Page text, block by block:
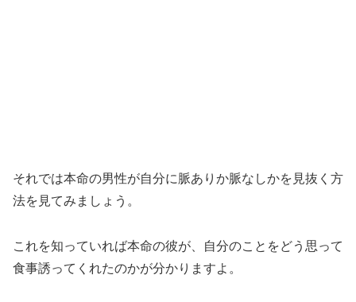
脈ありか脈なしかを見抜く簡単な確かめ方として、次のデ
ートの約束を本命の男性から誘われたら、あなたに脈あり
男性は女性よりも分かりやすく態度や言動に出ます。